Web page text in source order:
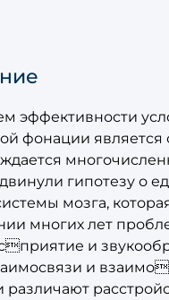
эффективности
фонации является
гипотезу о
мозга,
многих лет
и
и
различают